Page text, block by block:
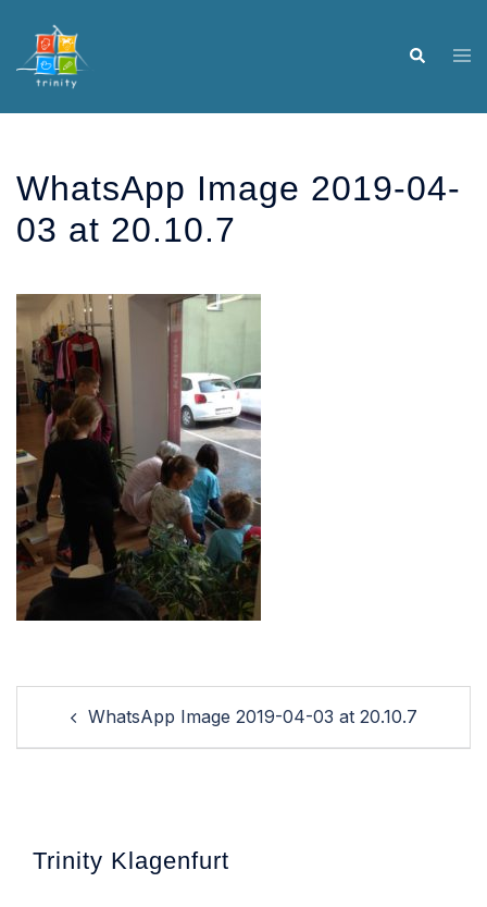
content
Search
WhatsApp Image 2019-04-
03 at 20.10.7
navigationWhatsApp Image 2019-04-03 at 20.10.7
Trinity Klagenfurt